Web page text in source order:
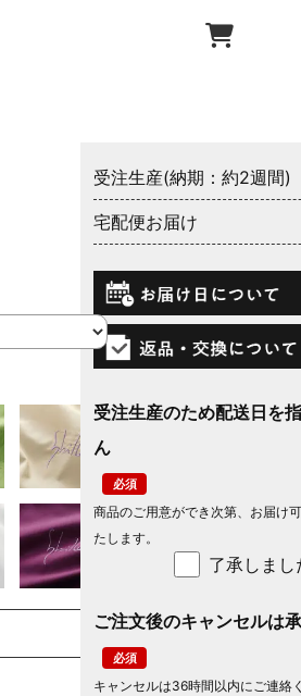
受注生産(納期：約2週間)
宅配便お届け
受注生産のため配送日を
ん
了承しまし
商品のご用意ができ次第、お届け
たします。
ご注文後のキャンセルは
キャンセルは36時間以内にご連絡